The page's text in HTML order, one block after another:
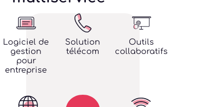
Logiciel de
gestion
pour
entreprise
Solution
télécom
Outils
collaboratifs